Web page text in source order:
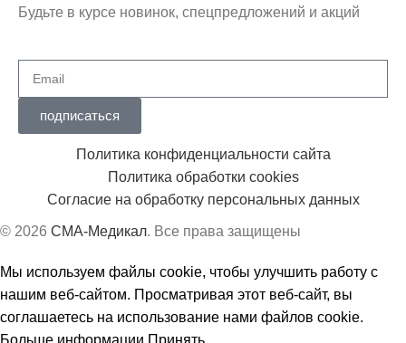
Будьте в курсе новинок, спецпредложений и акций
подписаться
Политика конфиденциальности сайта
Политика обработки cookies
Согласие на обработку персональных данных
© 2026 СМА-Медикал. Все права защищены
Мы используем файлы cookie, чтобы улучшить работу с
нашим веб-сайтом. Просматривая этот веб-сайт, вы
соглашаетесь на использование нами файлов cookie.
Больше информации Принять